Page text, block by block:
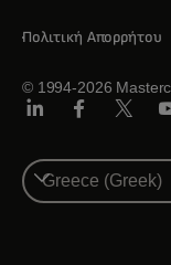
© 1994-2026
Πολιτική Απορρήτου
Select
a
country